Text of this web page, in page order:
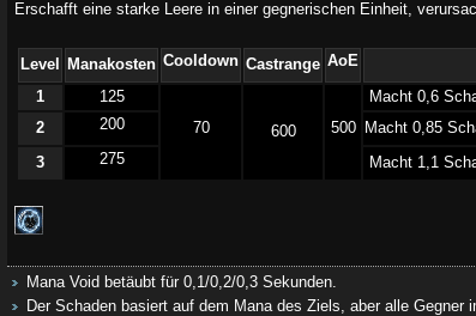
Erschafft eine starke Leere in einer gegnerischen Einheit,
Level Manakosten Cooldown Castrange AoE
1
125
70
600 500
­Macht 0,6
2
200 ­Macht 0,85
3 275 ­Macht 1,1
Mana Void betäubt für 0,1/0,2/0,3 Sekunden.
Der Schaden basiert auf dem Mana des Ziels, aber alle Gegner